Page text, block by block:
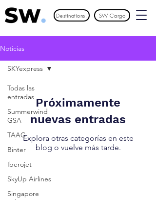
Destinations. SW Cargo
Noticias
Todas las
entradas
Summerwind
GSA
TAAG
Binter
Iberojet
SkyUp Airlines
Singapore
airlines
SKYexpress
Próximamente
nuevas entradas
Explora otras categorías en este
blog o vuelve más tarde.